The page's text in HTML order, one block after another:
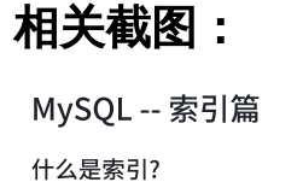
相关截图：